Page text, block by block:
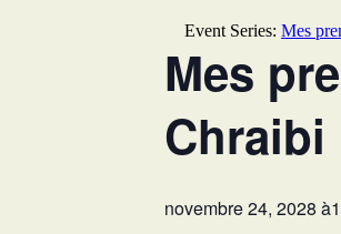
Event Series: Mes
Mes
Chraibi
novembre 24, 2028